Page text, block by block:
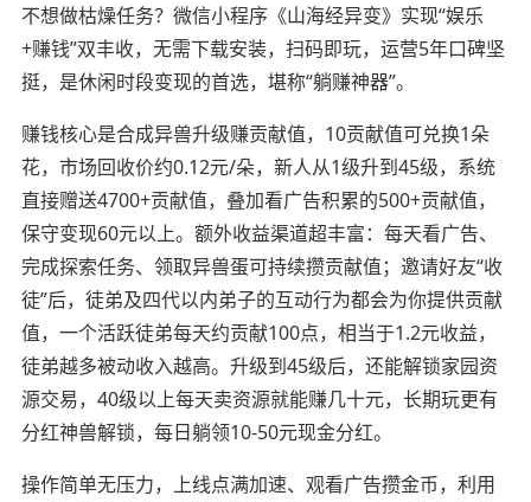
不想做枯燥任务？微信小程序《山海经异变》实现“娱乐
+赚钱”双丰收，无需下载安装，扫码即玩，运营5年口碑坚
挺，是休闲时段变现的首选，堪称“躺赚神器”。
赚钱核心是合成异兽升级赚贡献值，10贡献值可兑换1朵
花，市场回收价约0.12元/朵，新人从1级升到45级，系统
直接赠送4700+贡献值，叠加看广告积累的500+贡献值，
保守变现60元以上。额外收益渠道超丰富：每天看广告、
完成探索任务、领取异兽蛋可持续攒贡献值；邀请好友“收
徒”后，徒弟及四代以内弟子的互动行为都会为你提供贡献
值，一个活跃徒弟每天约贡献100点，相当于1.2元收益，
徒弟越多被动收入越高。升级到45级后，还能解锁家园资
源交易，40级以上每天卖资源就能赚几十元，长期玩更有
分红神兽解锁，每日躺领10-50元现金分红。
操作简单无压力，上线点满加速、观看广告攒金币，利用